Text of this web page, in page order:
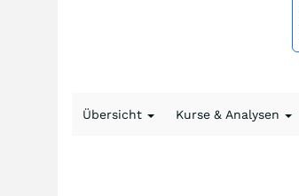
Übersicht Kurse & Analysen